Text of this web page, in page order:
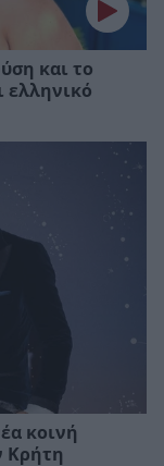
και το
ελληνικό
κοινή
Κρήτη